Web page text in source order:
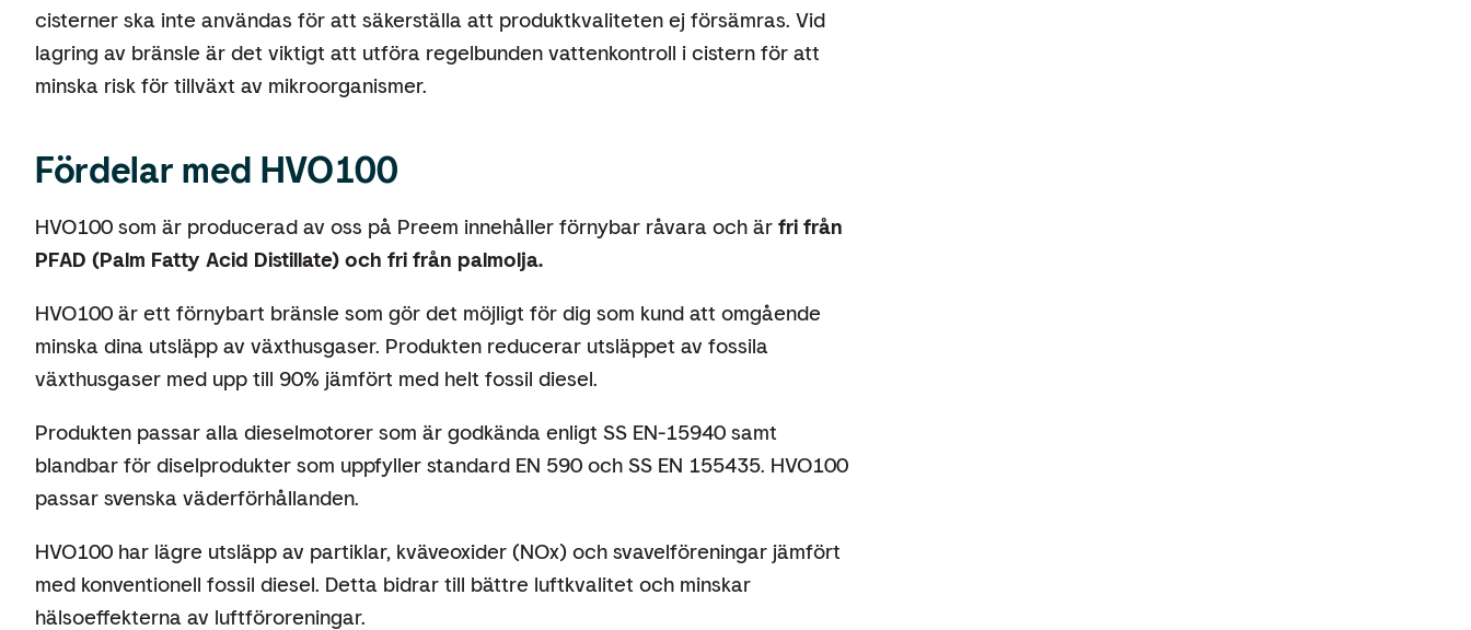
cisterner ska inte användas för att säkerställa att produktkvaliteten ej försämras. Vid
lagring av bränsle är det viktigt att utföra regelbunden vattenkontroll i cistern för att
minska risk för tillväxt av mikroorganismer.
Fördelar med HVO100
HVO100 som är producerad av oss på Preem innehåller förnybar råvara och är fri från
PFAD (Palm Fatty Acid Distillate) och fri från palmolja.
HVO100 är ett förnybart bränsle som gör det möjligt för dig som kund att omgående
minska dina utsläpp av växthusgaser. Produkten reducerar utsläppet av fossila
växthusgaser med upp till 90% jämfört med helt fossil diesel.
Produkten passar alla dieselmotorer som är godkända enligt SS EN-15940 samt
blandbar för diselprodukter som uppfyller standard EN 590 och SS EN 155435. HVO100
passar svenska väderförhållanden.
HVO100 har lägre utsläpp av partiklar, kväveoxider (NOx) och svavelföreningar jämfört
med konventionell fossil diesel. Detta bidrar till bättre luftkvalitet och minskar
hälsoeffekterna av luftföroreningar.